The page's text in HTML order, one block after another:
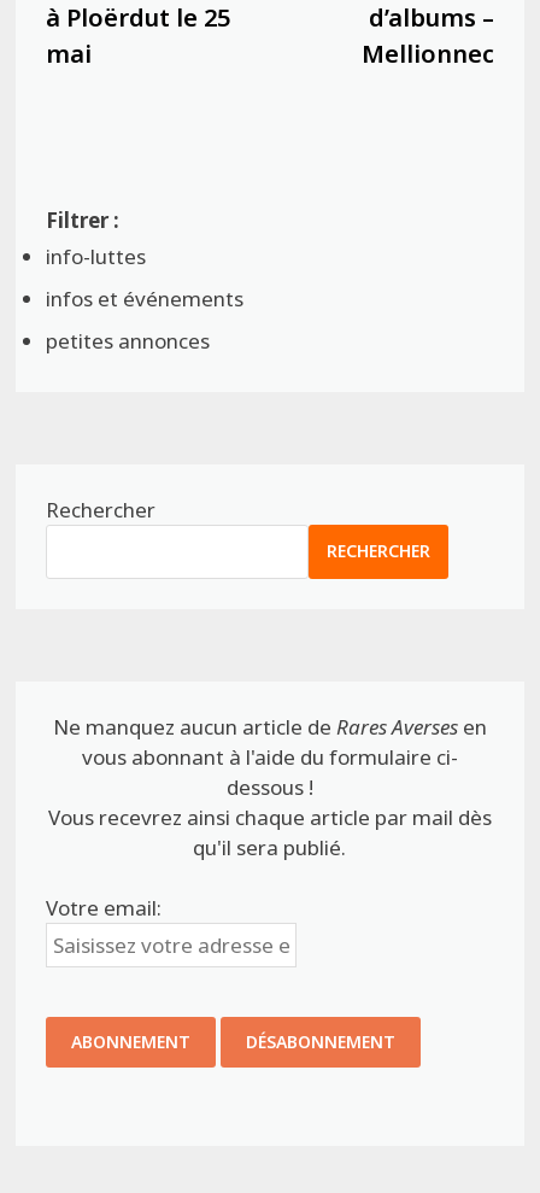
l’article
à Ploërdut le 25
mai
d’albums –
Mellionnec
info-luttes
infos et événements
petites annonces
Rechercher
RECHERCHER
Ne manquez aucun article de Rares Aversesen
vous abonnant à l'aide du formulaire ci-
dessous !
Vous recevrez ainsi chaque article par mail dès
qu'il sera publié.
Votre email: